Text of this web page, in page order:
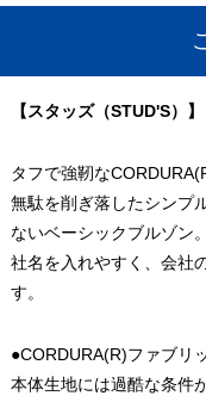
【スタッズ（STUD'S）】
タフで強靭な
無駄を削ぎ落したシンプ
ないベーシックブルゾン。
社名を入れやすく、会社
す。
●CORDURA(R)ファブリ
本体生地には過酷な条件